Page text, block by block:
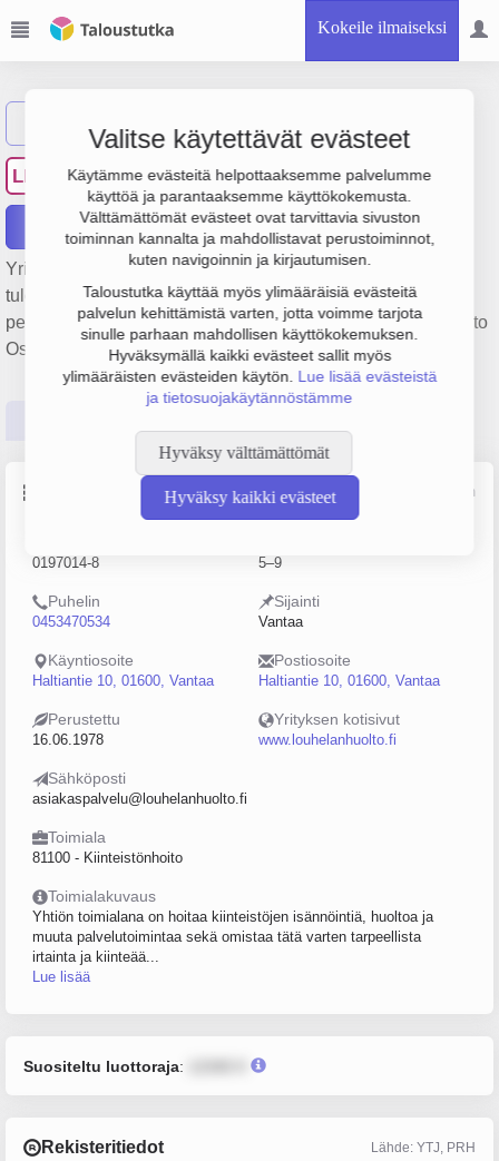
Kokeile ilmaiseksi
Valitse käytettävät evästeet
Käytämme evästeitä helpottaaksemme palvelumme
käyttöä ja parantaaksemme käyttökokemusta.
Välttämättömät evästeet ovat tarvittavia sivuston
toiminnan kannalta ja mahdollistavat perustoiminnot,
kuten navigoinnin ja kirjautumisen.
Taloustutka käyttää myös ylimääräisiä evästeitä
palvelun kehittämistä varten, jotta voimme tarjota
sinulle parhaan mahdollisen käyttökokemuksen.
Hyväksymällä kaikki evästeet sallit myös
ylimääräisten evästeiden käytön. Lue lisää evästeistä
ja tietosuojakäytännöstämme
Hyväksy välttämättömät
Hyväksy kaikki evästeet
LH Louhelan Huolto Oy
Raportit
Yrityksen Louhelan Huolto Oy liikevaihto on 632 000 € ja
tulos 51 000 €. Sen päätoimiala on Kiinteistönhoito,
perustamisvuosi 1978 ja sijainti Vantaa. Yrityksen yhtiömuoto
Osakeyhtiö (OY).
Lähde: YTJ, PRH, Traficom
0197014-8 5–9
Puhelin
0453470534
Sijainti
Vantaa
Käyntiosoite
Haltiantie 10, 01600, Vantaa
Postiosoite
Haltiantie 10, 01600, Vantaa
Perustettu
16.06.1978
Yrityksen kotisivut
www.louhelanhuolto.fi
Sähköposti
asiakaspalvelu@louhelanhuolto.fi
Toimiala
81100 - Kiinteistönhoito
Toimialakuvaus
Yhtiön toimialana on hoitaa kiinteistöjen isännöintiä, huoltoa ja
muuta palvelutoimintaa sekä omistaa tätä varten tarpeellista
irtainta ja kiinteää...
Lue lisää
Suositeltu luottoraja:
Rekisteritiedot Lähde: YTJ, PRH